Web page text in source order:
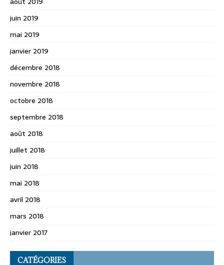
juin 2019
mai 2019
janvier 2019
décembre 2018
novembre 2018
octobre 2018
septembre 2018
août 2018
juillet 2018
juin 2018
mai 2018
avril 2018
mars 2018
janvier 2017
CATÉGORIES